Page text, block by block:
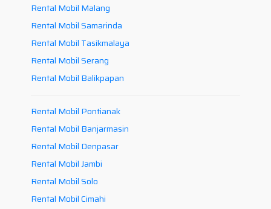
Rental Mobil Malang
Rental Mobil Samarinda
Rental Mobil Tasikmalaya
Rental Mobil Serang
Rental Mobil Balikpapan
Rental Mobil Pontianak
Rental Mobil Banjarmasin
Rental Mobil Denpasar
Rental Mobil Jambi
Rental Mobil Solo
Rental Mobil Cimahi